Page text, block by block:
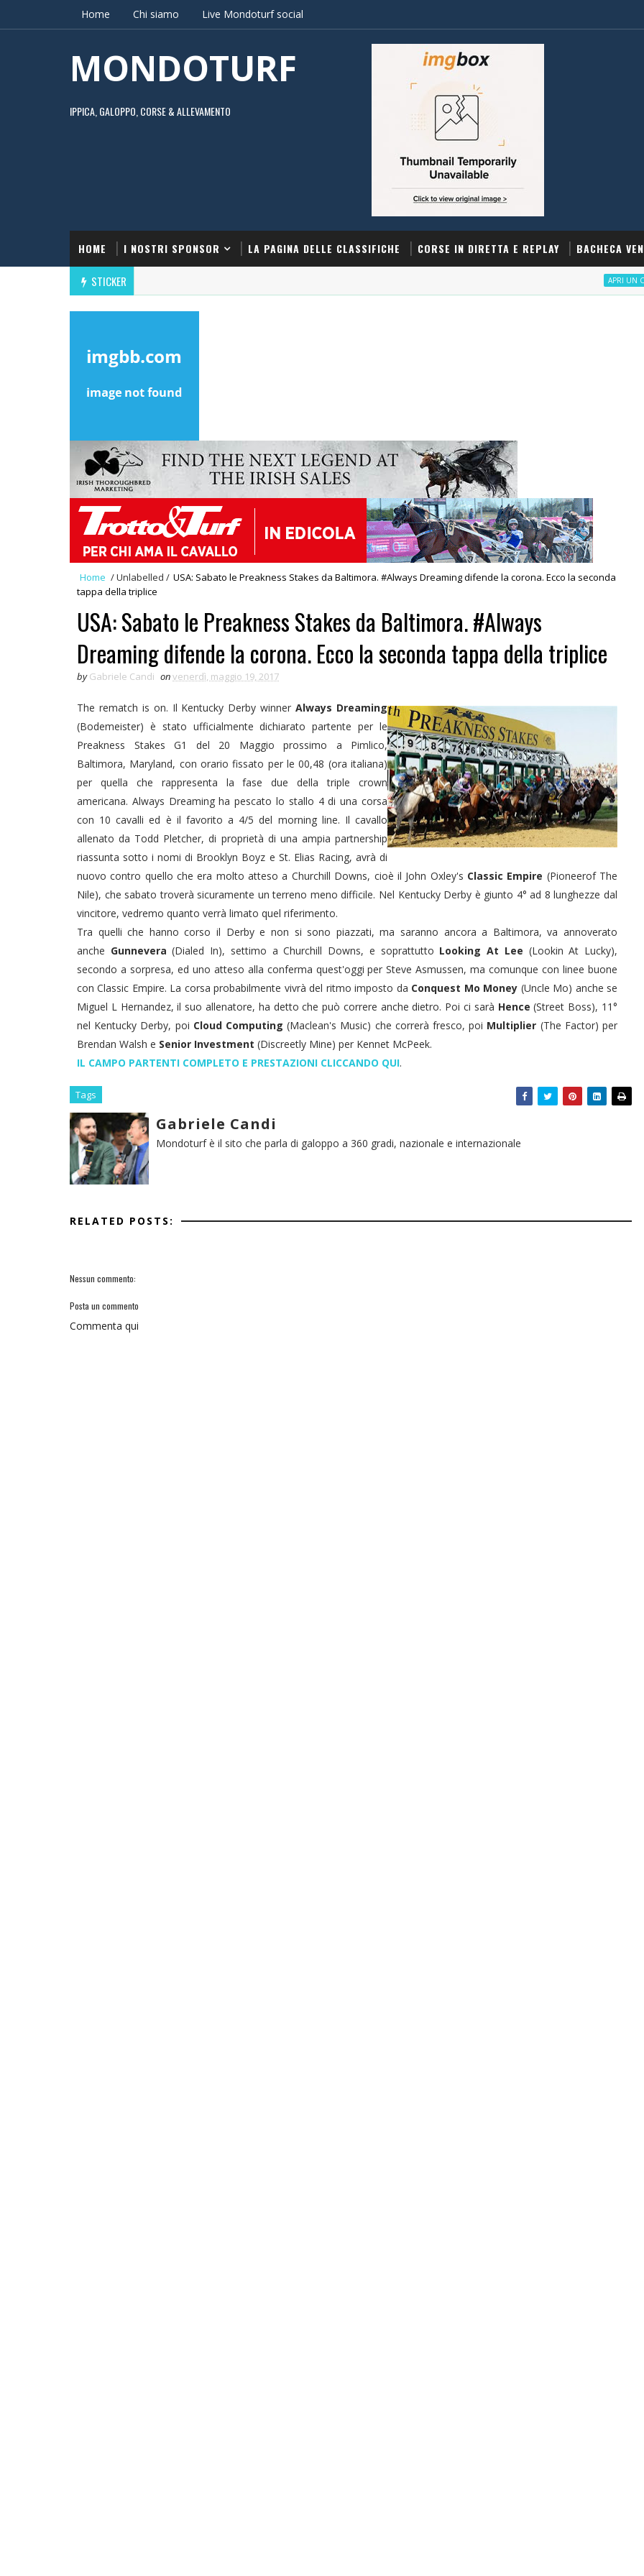
Home Chi siamo Live Mondoturf social
MONDOTURF
IPPICA, GALOPPO, CORSE & ALLEVAMENTO
HOME I NOSTRI SPONSOR LA PAGINA DELLE CLASSIFICHE CORSE IN DIRETTA E REPLAY BACHECA
STICKER APRI UN CONTO
Home /Unlabelled / USA: Sabato le Preakness Stakes da Baltimora. #Always Dreaming difende la corona. Ecco la seconda
tappa della triplice
USA: Sabato le Preakness Stakes da Baltimora. #Always
Dreaming difende la corona. Ecco la seconda tappa della triplice
by Gabriele Candi onvenerdì, maggio 19, 2017
The rematch is on. Il Kentucky Derby winnerAlways Dreaming
(Bodemeister) è stato ufficialmente dichiarato partente per le
Preakness Stakes G1 del 20 Maggio prossimo a Pimlico,
Baltimora, Maryland, con orario fissato per le 00,48 (ora italiana)
per quella che rappresenta la fase due della triple crown
americana. Always Dreaming ha pescato lo stallo 4 di una corsa
con 10 cavalli ed è il favorito a 4/5 del morning line. Il cavallo
allenato da Todd Pletcher, di proprietà di una ampia partnership
riassunta sotto i nomi di Brooklyn Boyz e St. Elias Racing, avrà di
nuovo contro quello che era molto atteso a Churchill Downs, cioè il John Oxley's Classic Empire (Pioneerof The
Nile), che sabato troverà sicuramente un terreno meno difficile. Nel Kentucky Derby è giunto 4° ad 8 lunghezze dal
vincitore, vedremo quanto verrà limato quel riferimento.
Tra quelli che hanno corso il Derby e non si sono piazzati, ma saranno ancora a Baltimora, va annoverato
anche Gunnevera(Dialed In), settimo a Churchill Downs, e soprattutto Looking At Lee (Lookin At Lucky),
secondo a sorpresa, ed uno atteso alla conferma quest'oggi per Steve Asmussen, ma comunque con linee buone
con Classic Empire. La corsa probabilmente vivrà del ritmo imposto da Conquest Mo Money (Uncle Mo) anche se
Miguel L Hernandez, il suo allenatore, ha detto che può correre anche dietro. Poi ci sarà Hence (Street Boss), 11°
nel Kentucky Derby, poi Cloud Computing(Maclean's Music) che correrà fresco, poi Multiplier (The Factor) per
Brendan Walsh e Senior Investment (Discreetly Mine) per Kennet McPeek.
IL CAMPO PARTENTI COMPLETO E PRESTAZIONI CLICCANDO QUI.
Tags
Gabriele Candi
Mondoturf è il sito che parla di galoppo a 360 gradi, nazionale e internazionale
RELATED POSTS:
Nessun commento:
Posta un commento
Commenta qui